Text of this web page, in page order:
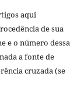
aqui
de sua
e o número dessa
a fonte de
cruzada (se